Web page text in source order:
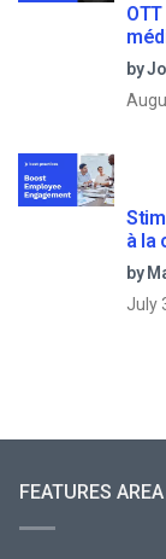
by
à la
by
July
FEATURES AREA